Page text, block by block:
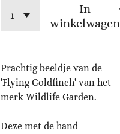
In
winkelwagen
Prachtig beeldje van de
'Flying Goldfinch' van het
merk Wildlife Garden.
Deze met de hand